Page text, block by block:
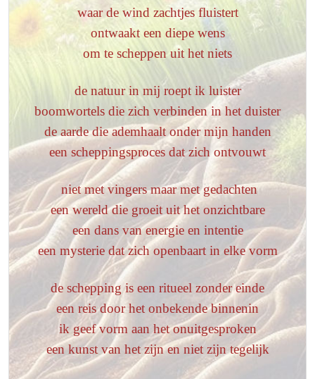
waar de wind zachtjes fluistert
ontwaakt een diepe wens
om te scheppen uit het niets
de natuur in mij roept ik luister
boomwortels die zich verbinden in het duister
de aarde die ademhaalt onder mijn handen
een scheppingsproces dat zich ontvouwt
niet met vingers maar met gedachten
een wereld die groeit uit het onzichtbare
een dans van energie en intentie
een mysterie dat zich openbaart in elke vorm
de schepping is een ritueel zonder einde
een reis door het onbekende binnenin
ik geef vorm aan het onuitgesproken
een kunst van het zijn en niet zijn tegelijk